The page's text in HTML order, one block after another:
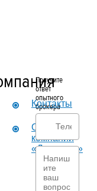
Контакты
О
компании
«Дикастер»
Получите
ответ
опытного
брокера